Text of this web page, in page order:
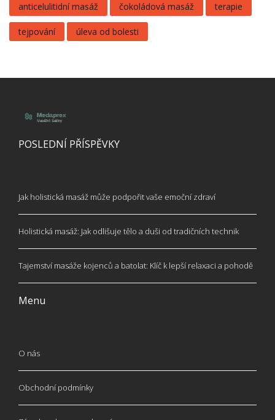
anticelulitidní masáž čokoládová masáž terapie
tejpování úleva od bolesti
POSLEDNÍ PŘÍSPĚVKY
Jak holistická masáž může podpořit vaše emoční zdraví
Holistická masáž: Jak odlišuje tělo a duši od tradičních technik
Tajemství masáže kojenců a batolat: Klíč k lepší relaxaci a pohodě
Menu
O nás
Obchodní podmínky